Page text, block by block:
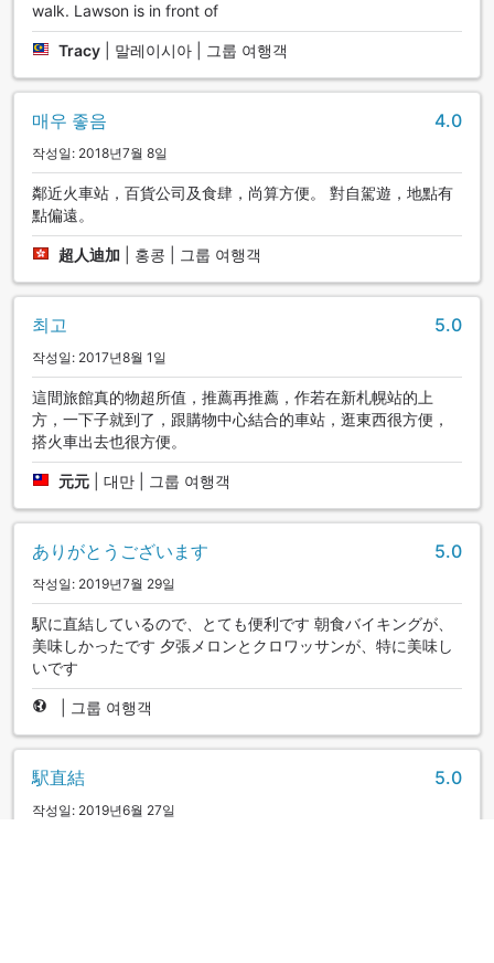
walk. Lawson is in front of
Tracy 말레이시아 | 그룹 여행객
매우 좋음 4.0
작성일: 2018년7월 8일
鄰近火車站，百貨公司及食肆，尚算方便。 對自駕遊，地點有
點偏遠。
超人迪加 홍콩 | 그룹 여행객
최고 5.0
작성일: 2017년8월 1일
這間旅館真的物超所值，推薦再推薦，作若在新札幌站的上
方，一下子就到了，跟購物中心結合的車站，逛東西很方便，
搭火車出去也很方便。
元元 대만 | 그룹 여행객
ありがとうございます 5.0
작성일: 2019년7월 29일
駅に直結しているので、とても便利です 朝食バイキングが、
美味しかったです 夕張メロンとクロワッサンが、特に美味し
いです
그룹 여행객
駅直結 5.0
작성일: 2019년6월 27일